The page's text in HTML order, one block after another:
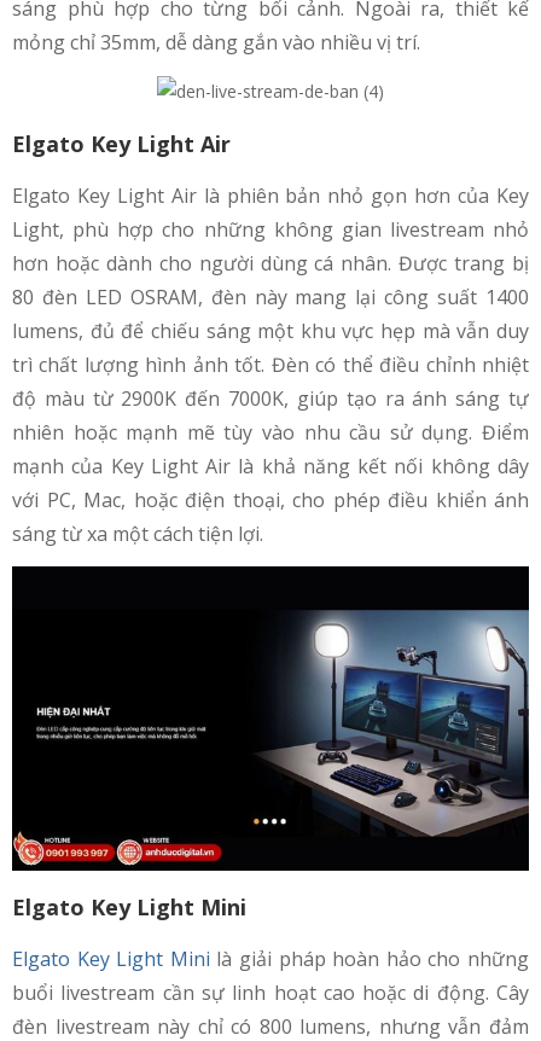
sáng phù hợp cho từng bối cảnh. Ngoài ra, thiết kế
mỏng chỉ 35mm, dễ dàng gắn vào nhiều vị trí.
Elgato Key Light Air
Elgato Key Light Air là phiên bản nhỏ gọn hơn của Key
Light, phù hợp cho những không gian livestream nhỏ
hơn hoặc dành cho người dùng cá nhân. Được trang bị
80 đèn LED OSRAM, đèn này mang lại công suất 1400
lumens, đủ để chiếu sáng một khu vực hẹp mà vẫn duy
trì chất lượng hình ảnh tốt. Đèn có thể điều chỉnh nhiệt
độ màu từ 2900K đến 7000K, giúp tạo ra ánh sáng tự
nhiên hoặc mạnh mẽ tùy vào nhu cầu sử dụng. Điểm
mạnh của Key Light Air là khả năng kết nối không dây
với PC, Mac, hoặc điện thoại, cho phép điều khiển ánh
sáng từ xa một cách tiện lợi.
Elgato Key Light Mini
Elgato Key Light Mini là giải pháp hoàn hảo cho những
buổi livestream cần sự linh hoạt cao hoặc di động. Cây
đèn livestream​ này chỉ có 800 lumens, nhưng vẫn đảm